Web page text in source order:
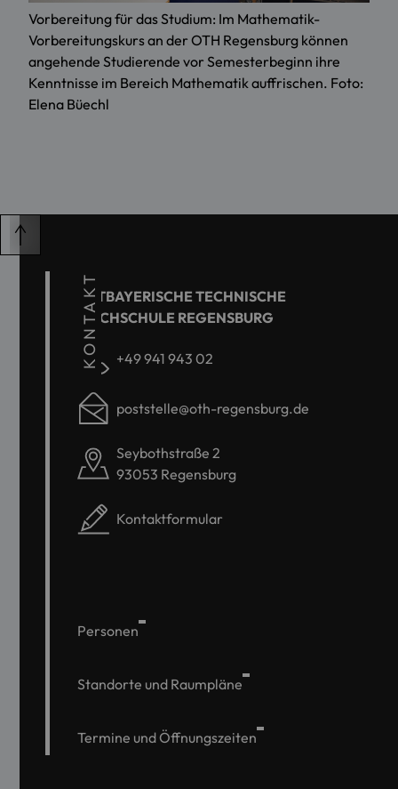
Vorbereitung für das Studium: Im Mathematik-
Vorbereitungskurs an der OTH Regensburg können
angehende Studierende vor Semesterbeginn ihre
Kenntnisse im Bereich Mathematik auffrischen. Foto:
Elena Büechl
KONTAKT
OSTBAYERISCHE TECHNISCHE
HOCHSCHULE REGENSBURG
+49 941 943 02
poststelle@oth-regensburg.de
Seybothstraße 2
93053 Regensburg
Kontaktformular
Personen
Standorte und Raumpläne
Termine und Öffnungszeiten